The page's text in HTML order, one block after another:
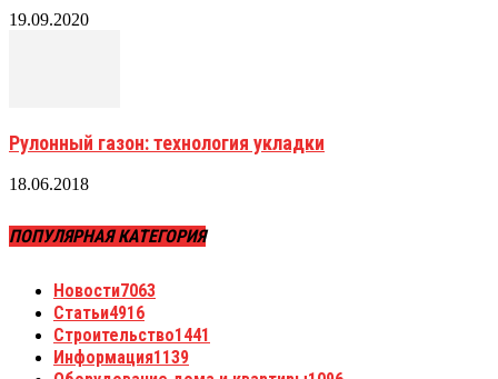
19.09.2020
Рулонный газон: технология укладки
18.06.2018
ПОПУЛЯРНАЯ КАТЕГОРИЯ
Новости7063
Статьи4916
Строительство1441
Информация1139